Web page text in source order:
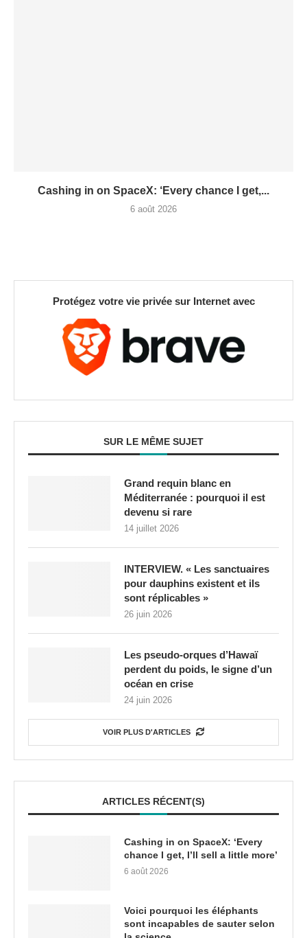
Cashing in on SpaceX: ‘Every chance I get,...
6 août 2026
Protégez votre vie privée sur Internet avec
SUR LE MÊME SUJET
Grand requin blanc en
Méditerranée : pourquoi il est
devenu si rare
14 juillet 2026
INTERVIEW. « Les sanctuaires
pour dauphins existent et ils
sont réplicables »
26 juin 2026
Les pseudo-orques d’Hawaï
perdent du poids, le signe d’un
océan en crise
24 juin 2026
VOIR PLUS D'ARTICLES
ARTICLES RÉCENT(S)
Cashing in on SpaceX: ‘Every
chance I get, I’ll sell a little more’
6 août 2026
Voici pourquoi les éléphants
sont incapables de sauter selon